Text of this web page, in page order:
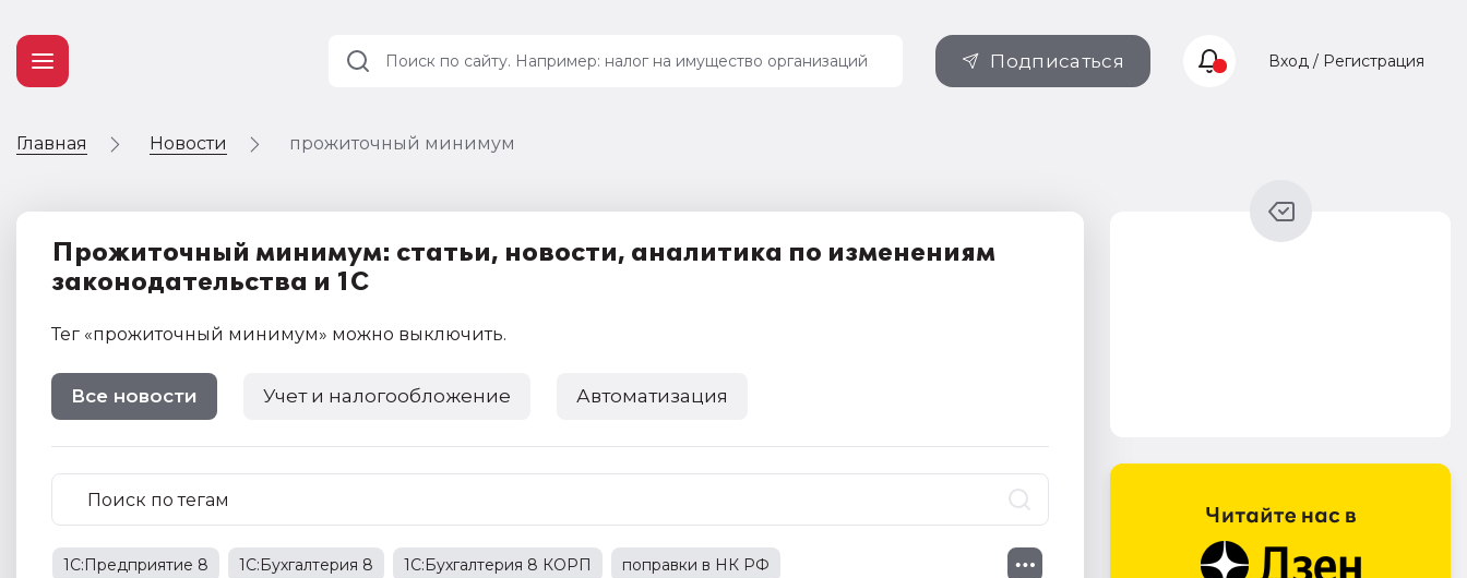
Подписаться Вход / Регистрация
Главная Новости прожиточный минимум
Прожиточный минимум: статьи, новости, аналитика по изменениям
законодательства и 1С
Тег «прожиточный минимум» можно выключить.
Все новости Учет и налогообложение Автоматизация
1С:Предприятие 8 1С:Бухгалтерия 8 1С:Бухгалтерия 8 КОРП поправки в НК РФ
Учет и